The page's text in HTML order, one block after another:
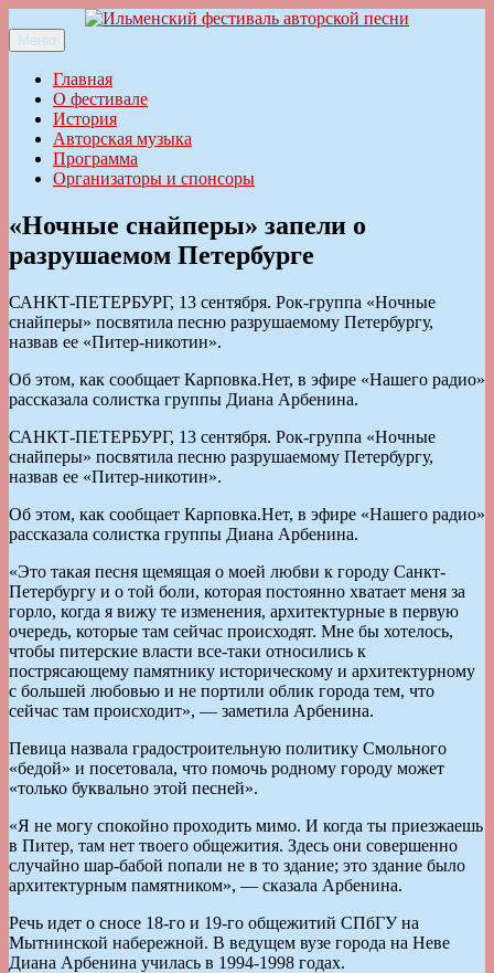
к
содержимому
Ильменский фестиваль авторской песни
Меню
Главная
О фестивале
История
Авторская музыка
Программа
Организаторы и спонсоры
«Ночные снайперы» запели о
разрушаемом Петербурге
САНКТ-ПЕТЕРБУРГ, 13 сентября. Рок-группа «Ночные
снайперы» посвятила песню разрушаемому Петербургу,
назвав ее «Питер-никотин».
Об этом, как сообщает Карповка.Нет, в эфире «Нашего радио»
рассказала солистка группы Диана Арбенина.
САНКТ-ПЕТЕРБУРГ, 13 сентября. Рок-группа «Ночные
снайперы» посвятила песню разрушаемому Петербургу,
назвав ее «Питер-никотин».
Об этом, как сообщает Карповка.Нет, в эфире «Нашего радио»
рассказала солистка группы Диана Арбенина.
«Это такая песня щемящая о моей любви к городу Санкт-
Петербургу и о той боли, которая постоянно хватает меня за
горло, когда я вижу те изменения, архитектурные в первую
очередь, которые там сейчас происходят. Мне бы хотелось,
чтобы питерские власти все-таки относились к
пострясающему памятнику историческому и архитектурному
с большей любовью и не портили облик города тем, что
сейчас там происходит», — заметила Арбенина.
Певица назвала градостроительную политику Смольного
«бедой» и посетовала, что помочь родному городу может
«только буквально этой песней».
«Я не могу спокойно проходить мимо. И когда ты приезжаешь
в Питер, там нет твоего общежития. Здесь они совершенно
случайно шар-бабой попали не в то здание; это здание было
архитектурным памятником», — сказала Арбенина.
Речь идет о сносе 18-го и 19-го общежитий СПбГУ на
Мытнинской набережной. В ведущем вузе города на Неве
Диана Арбенина училась в 1994-1998 годах.